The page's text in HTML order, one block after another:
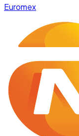
Euromex